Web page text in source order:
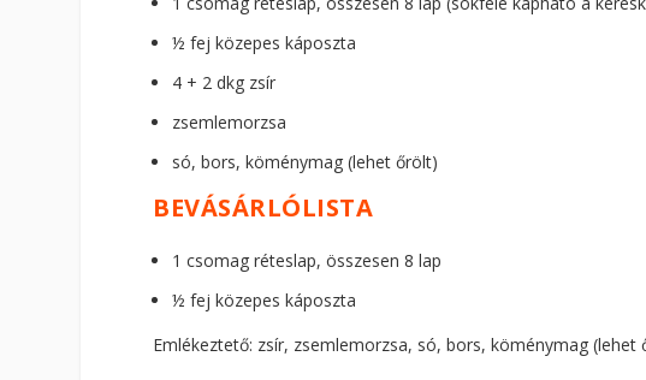
½ fej közepes káposzta
4 + 2 dkg zsír
zsemlemorzsa
só, bors, köménymag (lehet őrölt)
BEVÁSÁRLÓLISTA
1 csomag réteslap, összesen 8 lap
½ fej közepes káposzta
Emlékeztető: zsír, zsemlemorzsa, só, bors, köménymag (lehet